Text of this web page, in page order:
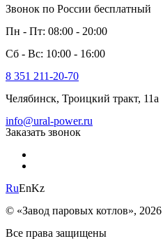
Звонок по России бесплатный
Пн - Пт: 08:00 - 20:00
Сб - Вс: 10:00 - 16:00
8 351 211-20-70
Челябинск, Троицкий тракт, 11а
info@ural-power.ru
Заказать звонок
RuEnKz
© «Завод паровых котлов», 2026
Все права защищены